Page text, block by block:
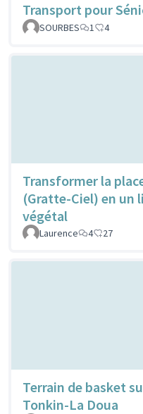
Transport pour
SOURBES
1 4
Transformer la
(Gratte-Ciel) en un
végétal
Laurence 4 27
Terrain de basket
Tonkin-La Doua